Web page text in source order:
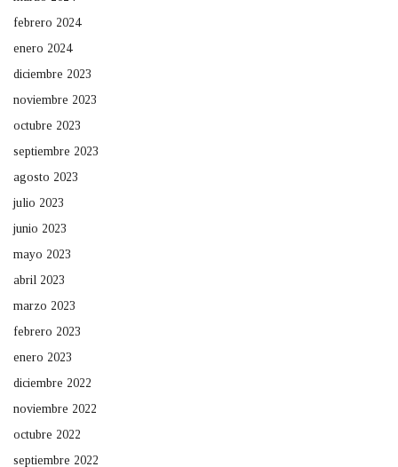
febrero 2024
enero 2024
diciembre 2023
noviembre 2023
octubre 2023
septiembre 2023
agosto 2023
julio 2023
junio 2023
mayo 2023
abril 2023
marzo 2023
febrero 2023
enero 2023
diciembre 2022
noviembre 2022
octubre 2022
septiembre 2022